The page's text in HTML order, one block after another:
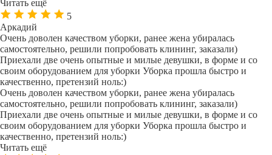
Читать ещё
5
Аркадий
Очень доволен качеством уборки, ранее жена убиралась
самостоятельно, решили попробовать клининг, заказали)
Приехали две очень опытные и милые девушки, в форме и со
своим оборудованием для уборки Уборка прошла быстро и
качественно, претензий ноль:)
Очень доволен качеством уборки, ранее жена убиралась
самостоятельно, решили попробовать клининг, заказали)
Приехали две очень опытные и милые девушки, в форме и со
своим оборудованием для уборки Уборка прошла быстро и
качественно, претензий ноль:)
Читать ещё